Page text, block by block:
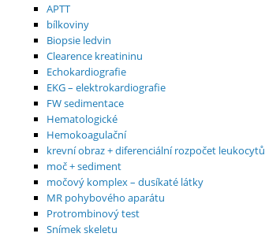
APTT
bílkoviny
Biopsie ledvin
Clearence kreatininu
Echokardiografie
EKG – elektrokardiografie
FW sedimentace
Hematologické
Hemokoagulační
krevní obraz + diferenciální rozpočet leukocytů
moč + sediment
močový komplex – dusíkaté látky
MR pohybového aparátu
Protrombinový test
Snímek skeletu